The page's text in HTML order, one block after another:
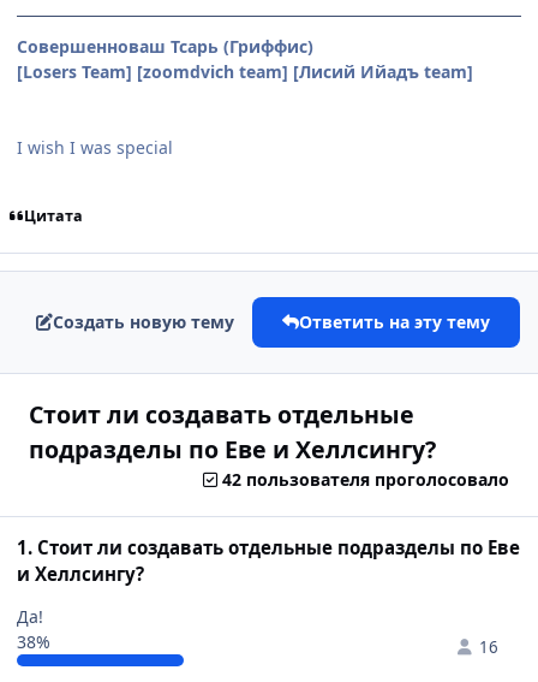
Совершенноваш Тсарь (Гриффис)
[Losers Team] [zoomdvich team] [Лисий Ийадъ team]
I wish I was special
Цитата
Создать новую тему Ответить на эту тему
Стоит ли создавать отдельные
подразделы по Еве и Хеллсингу?
42 пользователя проголосовало
1. Стоит ли создавать отдельные подразделы по Еве
и Хеллсингу?
Да!
38%
16